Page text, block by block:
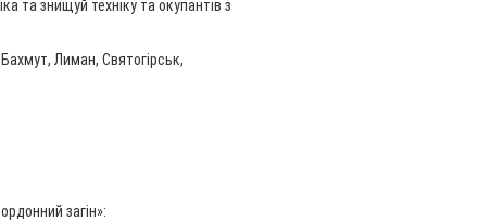
та знищуй техніку та окупантів з
Лиман, Святогірськ,
загін»: